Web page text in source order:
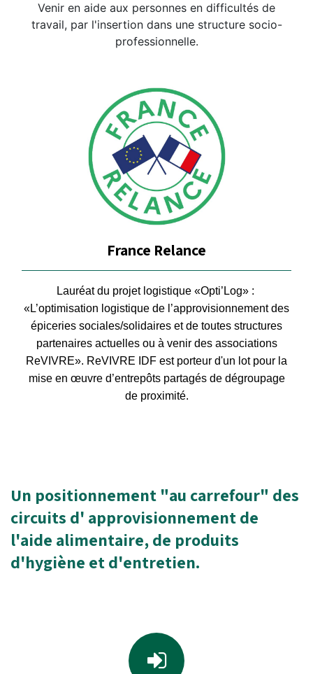
Venir en aide aux personnes en difficultés de
travail, par l'insertion dans une structure socio-
professionnelle.
France Relance
Lauréat du projet logistique «Opti’Log» :
«L’optimisation logistique de l’approvisionnement des
épiceries sociales/solidaires et de toutes structures
partenaires actuelles ou à venir des associations
ReVIVRE». ReVIVRE IDF est porteur d'un lot pour la
mise en œuvre d’entrepôts partagés de dégroupage
de proximité.
Un positionnement "au carrefour" des
circuits d' approvisionnement de
l'aide alimentaire, de produits
d'hygiène et d'entretien.